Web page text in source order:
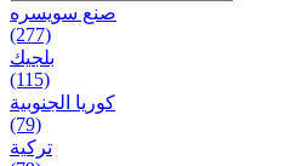
صنع سویسره
(277)
بلجيك
(115)
كوريا الجنوبية
(79)
تركية